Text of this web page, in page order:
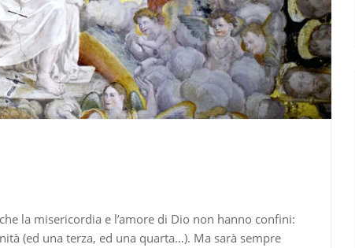
la misericordia e l’amore di Dio non hanno confini:
(ed una terza, ed una quarta…). Ma sarà sempre